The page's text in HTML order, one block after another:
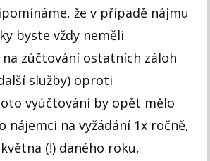
že v případě nájmu
byste vždy neměli
zúčtování ostatních záloh
služby) oproti
vyúčtování by opět mělo
nájemci na vyžádání 1x ročně,
(!) daného roku,